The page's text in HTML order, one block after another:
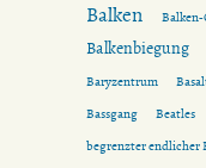
Balken Balken-
Balkenbiegung
Baryzentrum
Bassgang
Beatles
begrenzter endlicher